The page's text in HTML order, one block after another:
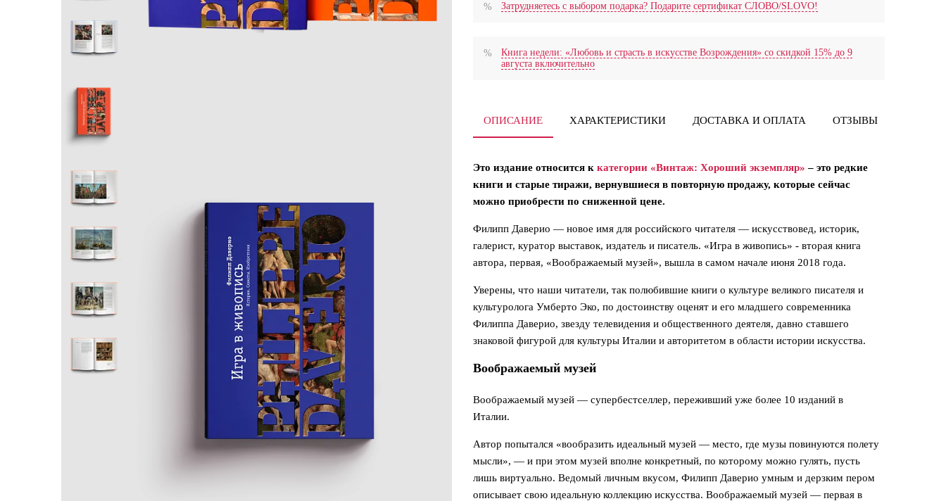
Затрудняетесь с выбором подарка? Подарите сертификат СЛОВО/SLOVO!
Книга недели: «Любовь и страсть в искусстве Возрождения» со скидкой 15% до 9
августа включительно
ОПИСАНИЕ ХАРАКТЕРИСТИКИ ДОСТАВКА И ОПЛАТА ОТЗЫВЫ
Это издание относится к категории «Винтаж: Хороший экземпляр» – это редкие
книги и старые тиражи, вернувшиеся в повторную продажу, которые сейчас
можно приобрести по сниженной цене.
Филипп Даверио — новое имя для российского читателя — искусствовед, историк,
галерист, куратор выставок, издатель и писатель. «Игра в живопись» - вторая книга
автора, первая, «Воображаемый музей», вышла в самом начале июня 2018 года.
Уверены, что наши читатели, так полюбившие книги о культуре великого писателя и
культуролога Умберто Эко, по достоинству оценят и его младшего современника
Филиппа Даверио, звезду телевидения и общественного деятеля, давно ставшего
знаковой фигурой для культуры Италии и авторитетом в области истории искусства.
Воображаемый музей
Воображаемый музей — супербестселлер, переживший уже более 10 изданий в
Италии.
Автор попытался «вообразить идеальный музей — место, где музы повинуются полету
мысли», — и при этом музей вполне конкретный, по которому можно гулять, пусть
лишь виртуально. Ведомый личным вкусом, Филипп Даверио умным и дерзким пером
описывает свою идеальную коллекцию искусства. Воображаемый музей — первая в